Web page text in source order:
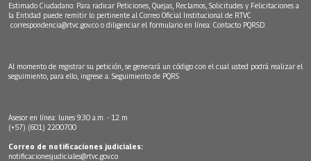
Estimado Ciudadano: Para radicar Peticiones, Quejas, Reclamos, Solicitudes y Felicitaciones a
la Entidad puede remitir lo pertinente al Correo Oficial Institucional de RTVC
correspondencia@rtvc.gov.co o diligenciar el formulario en línea: Contacto PQRSD.
Al momento de registrar su petición, se generará un código con el cual usted podrá realizar el
seguimiento, para ello, ingrese a: Seguimiento de PQRS
Asesor en línea: lunes 9:30 a.m. - 12 m
(+57) (601) 2200700
Correo de notificaciones judiciales:
notificacionesjudiciales@rtvc.gov.co